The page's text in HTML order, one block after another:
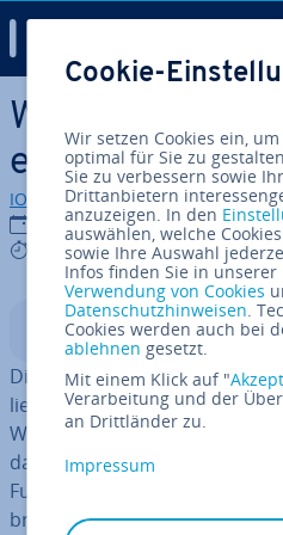
Zum Haupt­in­halt springen
WENN-Funktion
einfach erklärt
IONOS Redaktion
16.01.2024
8 mins
In­halts­ver­zeich­nis
Die WENN-DANN-Funktion
lieb­tes­tenExcel-Funk­tio­nen.
Wenn ein Wert wahr ist,
das andere. Wir erklären
Funktion richtig ein­ge­setzt
braucht.
Cookie-
Wir setzen Cookies ein,
optimal für Sie zu
Sie zu verbessern sowie
Drittanbietern
anzuzeigen. In den
auswählen, welche
sowie Ihre Auswahl
Infos finden Sie in unserer
Verwendung von Cookies
Datenschutzhinweisen.
Cookies werden auch bei
ablehnen gesetzt.
Mit einem Klick auf "
Verarbeitung und der
an Drittländer zu.
Impressum